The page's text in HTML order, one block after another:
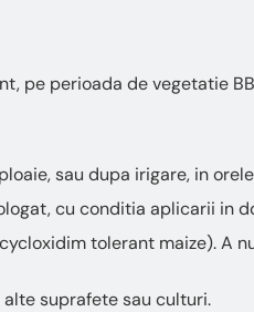
pe perioada de vegetatie
sau dupa irigare, in
cu conditia aplicarii in
tolerant maize). A
suprafete sau culturi.